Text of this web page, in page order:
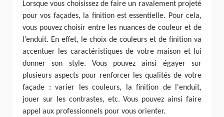
Lorsque vous choisissez de faire un ravalement projeté
pour vos façades, la finition est essentielle. Pour cela,
vous pouvez choisir entre les nuances de couleur et de
l’enduit. En effet, le choix de couleurs et de finition va
accentuer les caractéristiques de votre maison et lui
donner son style. Vous pouvez ainsi égayer sur
plusieurs aspects pour renforcer les qualités de votre
façade : varier les couleurs, la finition de l'enduit,
jouer sur les contrastes, etc. Vous pouvez ainsi faire
appel aux professionnels pour vous orienter.